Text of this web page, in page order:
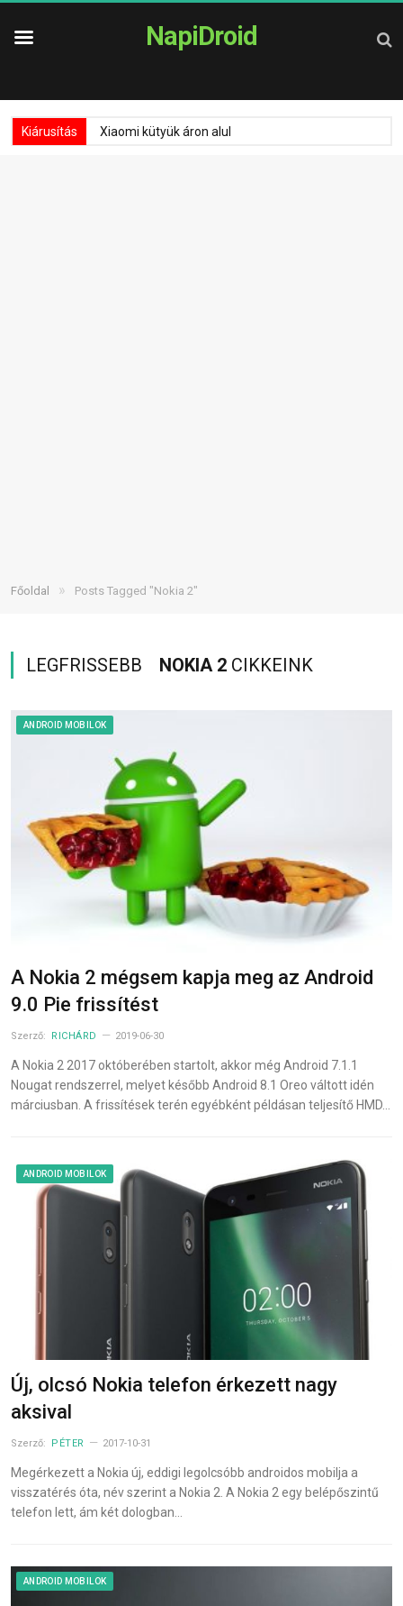
NapiDroid
Kiárusítás Xiaomi kütyük áron alul
Főoldal » Posts Tagged "Nokia 2"
LEGFRISSEBB NOKIA 2 CIKKEINK
ANDROID MOBILOK
A Nokia 2 mégsem kapja meg az Android
9.0 Pie frissítést
Szerző: RICHÁRD 2019-06-30
A Nokia 2 2017 októberében startolt, akkor még Android 7.1.1
Nougat rendszerrel, melyet később Android 8.1 Oreo váltott idén
márciusban. A frissítések terén egyébként példásan teljesítő HMD…
ANDROID MOBILOK
Új, olcsó Nokia telefon érkezett nagy
aksival
Szerző: PÉTER 2017-10-31
Megérkezett a Nokia új, eddigi legolcsóbb androidos mobilja a
visszatérés óta, név szerint a Nokia 2. A Nokia 2 egy belépőszintű
telefon lett, ám két dologban…
ANDROID MOBILOK